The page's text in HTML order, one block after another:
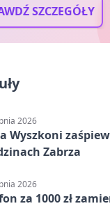
SZCZEGÓŁY
2026
Wyszkoni
Zabrza
2026
za 1000 zł